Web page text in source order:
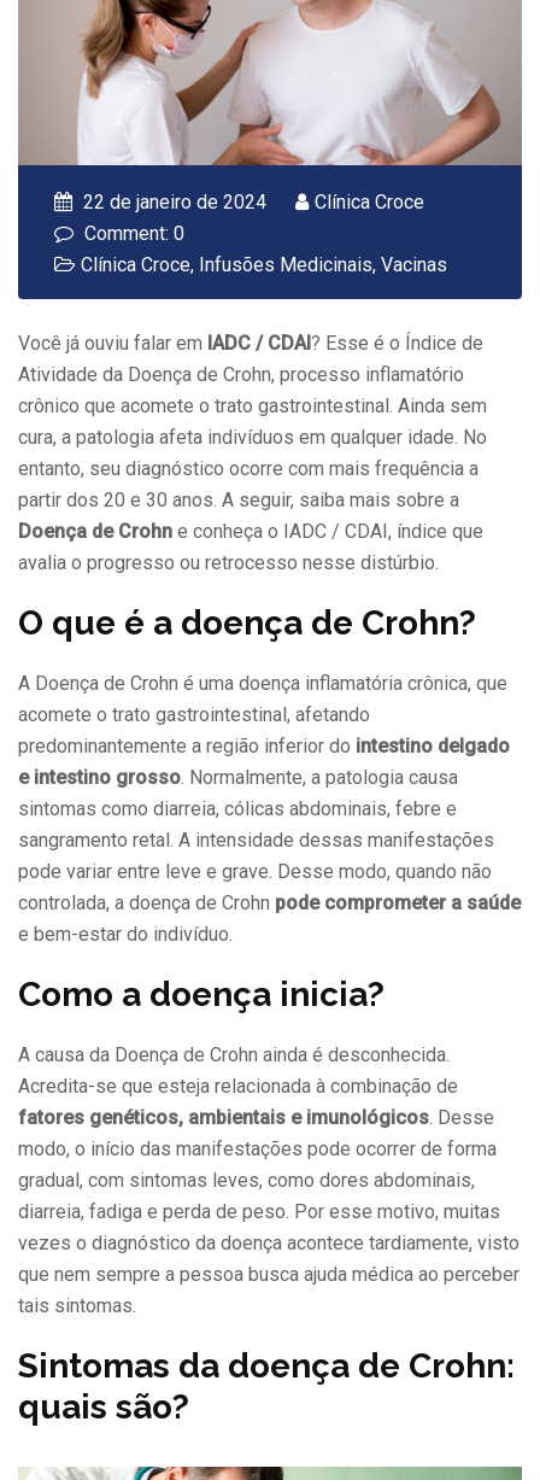
22 de janeiro de 2024
Clínica Croce
Comment: 0
Clínica Croce, Infusões Medicinais, Vacinas
Você já ouviu falar em IADC / CDAI? Esse é o Índice de
Atividade da Doença de Crohn, processo inflamatório
crônico que acomete o trato gastrointestinal. Ainda sem
cura, a patologia afeta indivíduos em qualquer idade. No
entanto, seu diagnóstico ocorre com mais frequência a
partir dos 20 e 30 anos. A seguir, saiba mais sobre a
Doença de Crohn e conheça o IADC / CDAI, índice que
avalia o progresso ou retrocesso nesse distúrbio.
O que é a doença de Crohn?
A Doença de Crohn é uma doença inflamatória crônica, que
acomete o trato gastrointestinal, afetando
predominantemente a região inferior do intestino delgado
e intestino grosso . Normalmente, a patologia causa
sintomas como diarreia, cólicas abdominais, febre e
sangramento retal. A intensidade dessas manifestações
pode variar entre leve e grave. Desse modo, quando não
controlada, a doença de Crohn pode comprometer a saúde
e bem-estar do indivíduo.
Como a doença inicia?
A causa da Doença de Crohn ainda é desconhecida.
Acredita-se que esteja relacionada à combinação de
fatores genéticos, ambientais e imunológicos . Desse
modo, o início das manifestações pode ocorrer de forma
gradual, com sintomas leves, como dores abdominais,
diarreia, fadiga e perda de peso. Por esse motivo, muitas
vezes o diagnóstico da doença acontece tardiamente, visto
que nem sempre a pessoa busca ajuda médica ao perceber
tais sintomas.
Sintomas da doença de Crohn:
quais são?